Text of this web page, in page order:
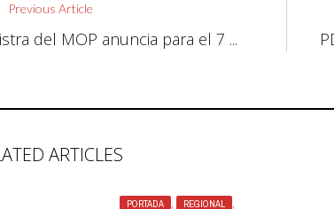
Previous Article
del MOP anuncia para el 7 ...
ARTICLES
PORTADA , REGIONAL ,